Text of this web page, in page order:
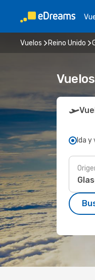
Vuelos Reino Unido
Ida